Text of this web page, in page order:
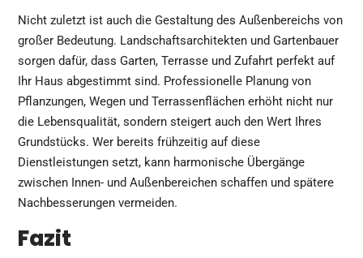
Nicht zuletzt ist auch die Gestaltung des Außenbereichs von
großer Bedeutung. Landschaftsarchitekten und Gartenbauer
sorgen dafür, dass Garten, Terrasse und Zufahrt perfekt auf
Ihr Haus abgestimmt sind. Professionelle Planung von
Pflanzungen, Wegen und Terrassenflächen erhöht nicht nur
die Lebensqualität, sondern steigert auch den Wert Ihres
Grundstücks. Wer bereits frühzeitig auf diese
Dienstleistungen setzt, kann harmonische Übergänge
zwischen Innen- und Außenbereichen schaffen und spätere
Nachbesserungen vermeiden.
Fazit